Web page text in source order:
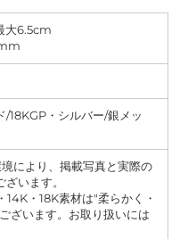
大6.5cm
/18KGP・シルバー/銀メッ
により、掲載写真と実際の
います。
・18K素材は"柔らかく・
ざいます。お取り扱いには